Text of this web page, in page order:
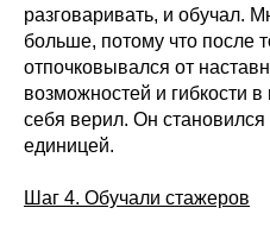
разговаривать, и обучал.
больше, потому что после
отпочковывался от
возможностей и гибкости
себя верил. Он становился
единицей.
Шаг 4. Обучали стажеров